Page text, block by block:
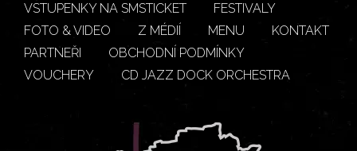
VSTUPENKY NA SMSTICKET
FESTIVALY
FOTO & VIDEO
Z MÉDIÍ MENU
KONTAKT
PARTNEŘI
OBCHODNÍ PODMÍNKY
VOUCHERY
CD JAZZ DOCK ORCHESTRA